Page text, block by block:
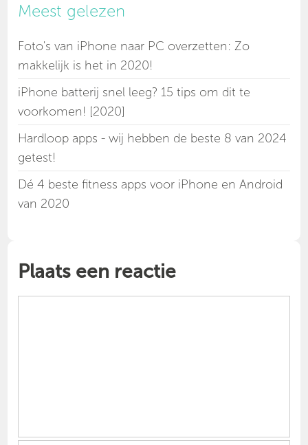
Meest gelezen
Foto's van iPhone naar PC overzetten: Zo
makkelijk is het in 2020!
iPhone batterij snel leeg? 15 tips om dit te
voorkomen! [2020]
Hardloop apps - wij hebben de beste 8 van 2024
getest!
Dé 4 beste fitness apps voor iPhone en Android
van 2020
Plaats een reactie